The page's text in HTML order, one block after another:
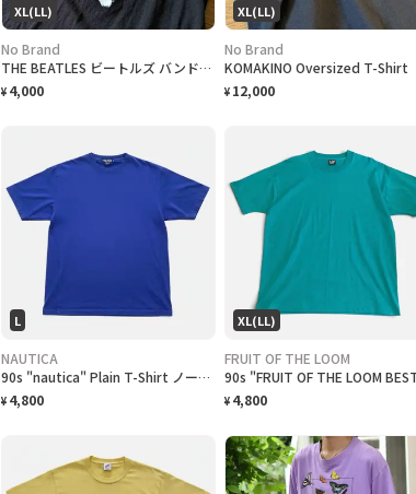
XL(LL)
No Brand
THE BEATLES ビートルズ バンドTシャツ
¥ 4,000
XL(LL)
No Brand
KOMAKINO Oversized T-Shirt
¥ 12,000
L
NAUTICA
90s "nautica" Plain T-Shirt ノーティカ 無地Tシャツ [L]
¥ 4,800
XL(LL)
FRUIT OF THE LOOM
¥ 4,800